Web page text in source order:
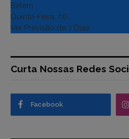
Belém
Quinta-Feira, 06
Ver Previsão de 7 Dias
Curta Nossas Redes
Facebook